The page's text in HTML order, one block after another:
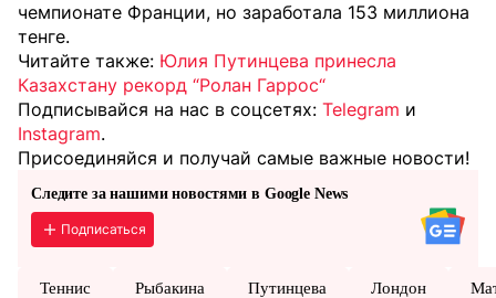
чемпионате Франции, но заработала 153 миллиона
тенге.
Читайте также: Юлия Путинцева принесла
Казахстану рекорд “Ролан Гаррос“
Подписывайся на нас в соцсетях: Telegram и
Instagram.
Присоединяйся и получай самые важные новости!
Следите за нашими новостями в Google News
Подписаться
Теннис
Рыбакина
Путинцева
Лондон